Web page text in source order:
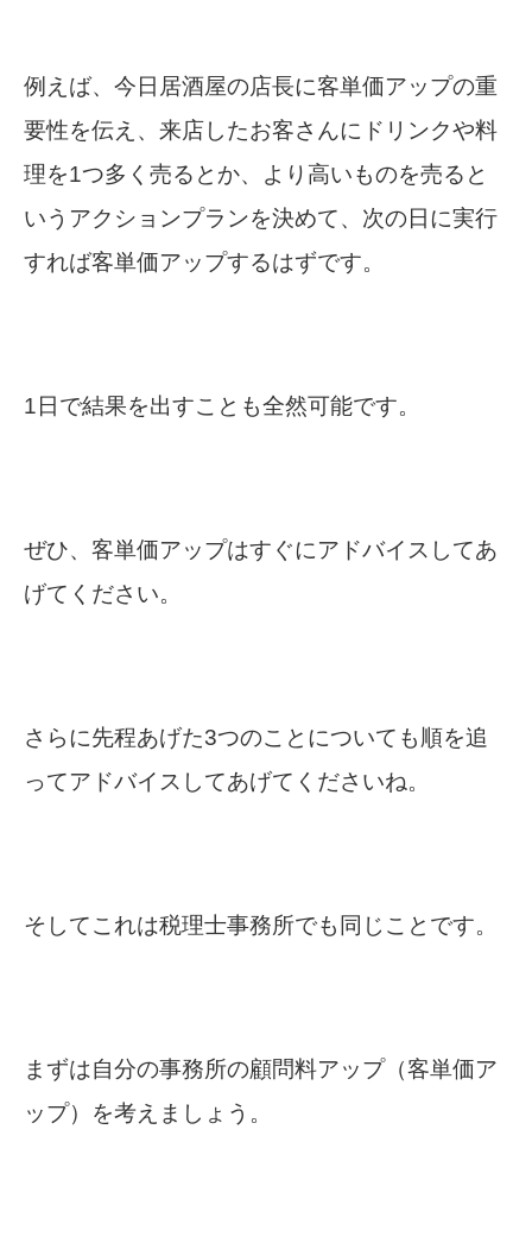
例えば、今日居酒屋の店長に客単価アップの重
要性を伝え、来店したお客さんにドリンクや料
理を1つ多く売るとか、より高いものを売ると
いうアクションプランを決めて、次の日に実行
すれば客単価アップするはずです。
1日で結果を出すことも全然可能です。
ぜひ、客単価アップはすぐにアドバイスしてあ
げてください。
さらに先程あげた3つのことについても順を追
ってアドバイスしてあげてくださいね。
そしてこれは税理士事務所でも同じことです。
まずは自分の事務所の顧問料アップ（客単価ア
ップ）を考えましょう。